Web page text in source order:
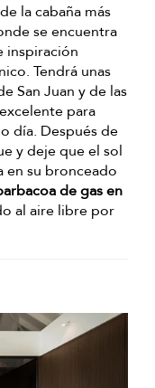
la cabaña más
se encuentra
inspiración
Tendrá unas
San Juan y de las
para
día. Después de
y deje que el sol
en su bronceado
de gas en
al aire libre por